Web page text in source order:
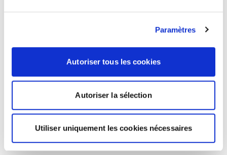
Paramètres
Autoriser tous les cookies
Autoriser la sélection
Utiliser uniquement les cookies nécessaires